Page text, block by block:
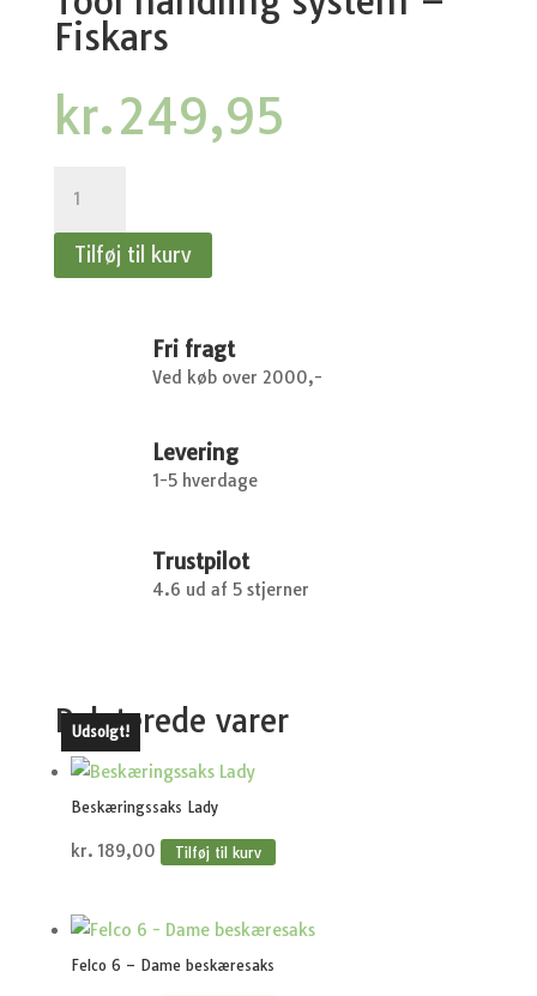
Fiskars
kr.249,95
handling
system
Tilføj til kurv
Fri fragt
Ved køb over 2000,-
Levering
1-5 hverdage
Trustpilot
4.6 ud af 5 stjerner
Relaterede varer
Beskæringssaks Lady
kr. 189,00 Tilføj til kurv
Felco 6 – Dame beskæresaks
Udsolgt!